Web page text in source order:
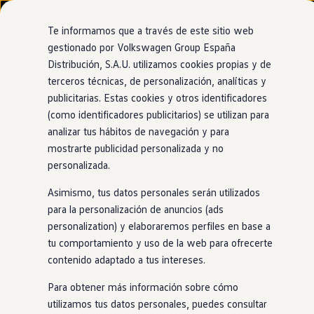
Ir
directamente
al contenido
Ir
directamente
al pie de
página
Nuevo ID. Cross
Vehículos Comerciales
Compra y ofertas
Volkswagen nuevo en stock
Volkswagen de ocasión
Financiación
My Renting
My Way
Seguros
Empresas
Autoescuelas
Eléctricos e híbridos
Más sobre híbridos
Plan Auto +
Etiquetas DGT
Simulador de autonomía, carga y ahorro
Carga y autonomía
Soluciones de carga
Tarifas de carga
Carga en casa
Modos de carga
Concesionario y taller oficial de Volkswagen
Santano Automoción
Plasencia
Te informamos que a través de este sitio web
gestionado por Volkswagen Group España
Distribución, S.A.U. utilizamos cookies propias y de
terceros técnicas, de personalización, analíticas y
publicitarias. Estas cookies y otros identificadores
(como identificadores publicitarios) se utilizan para
analizar tus hábitos de navegación y para
mostrarte publicidad personalizada y no
personalizada.
Asimismo, tus datos personales serán utilizados
para la personalización de anuncios (ads
personalization) y elaboraremos perfiles en base a
tu comportamiento y uso de la web para ofrecerte
contenido adaptado a tus intereses.
Para obtener más información sobre cómo
utilizamos tus datos personales, puedes consultar